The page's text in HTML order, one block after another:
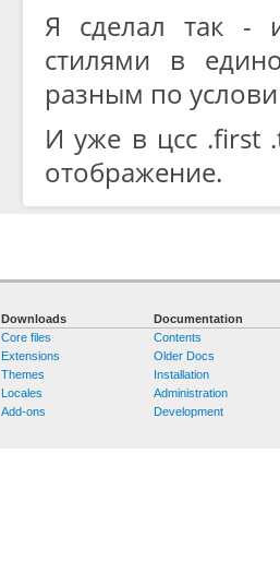
Я сделал так -
стилями в
разным по
И уже в цсс .first
отображение.
Downloads
Core files
Extensions
Themes
Locales
Add-ons
Documentation
Contents
Older Docs
Installation
Administration
Development